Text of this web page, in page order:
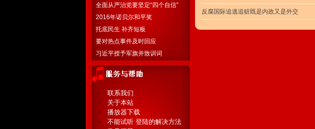
全面从严治党要坚定“四个自信”
2016年诺贝尔和平奖
托底民生 补齐短板
要对热点事件及时回应
习近平授予军旗并致训词
联系我们
关于本站
播放器下载
不能试听 登陆的解决方法
反腐国际追逃追赃既是内政又是外交